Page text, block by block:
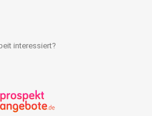
interessiert?